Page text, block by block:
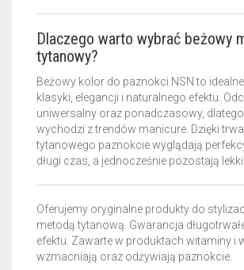
Dlaczego warto wybrać beżowy
tytanowy?
Beżowy kolor do paznokci NSN to
klasyki, elegancji i naturalnego efektu.
uniwersalny oraz ponadczasowy,
wychodzi z trendów manicure. Dzięki
tytanowego paznokcie wyglądają
długi czas, a jednocześnie pozostają
Oferujemy oryginalne produkty do
metodą tytanową. Gwarancja
efektu. Zawarte w produktach witaminy i
wzmacniają oraz odżywiają paznokcie.